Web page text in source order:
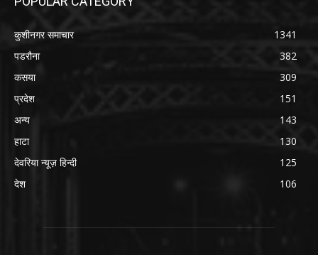
कुशीनगर समाचार
1341
पडरौना
382
कसया
309
प्रदेश
151
अन्य
143
हाटा
130
देवरिया न्यूज़ हिन्दी
125
देश
106